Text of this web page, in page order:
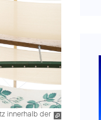
innerhalb der